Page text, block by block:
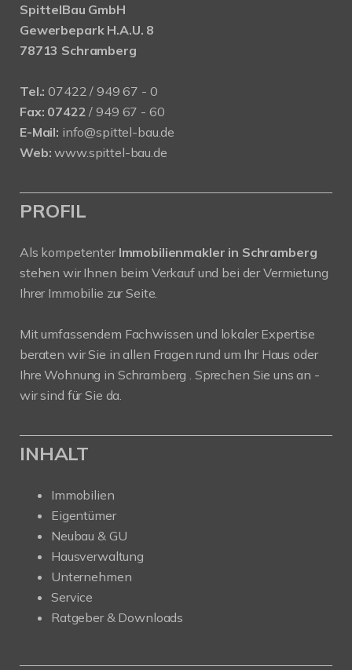
SpittelBau GmbH
Gewerbepark H.A.U. 8
78713 Schramberg
Tel.: 07422 / 949 67 - 0
Fax: 07422 / 949 67 - 60
E-Mail: info@spittel-bau.de
Web: www.spittel-bau.de
PROFIL
Als kompetenter Immobilienmakler in Schramberg
stehen wir Ihnen beim Verkauf und bei der Vermietung
Ihrer Immobilie zur Seite.
Mit umfassendem Fachwissen und lokaler Expertise
beraten wir Sie in allen Fragen rund um Ihr Haus oder
Ihre Wohnung in Schramberg . Sprechen Sie uns an -
wir sind für Sie da.
INHALT
Immobilien
Eigentümer
Neubau & GU
Hausverwaltung
Unternehmen
Service
Ratgeber & Downloads